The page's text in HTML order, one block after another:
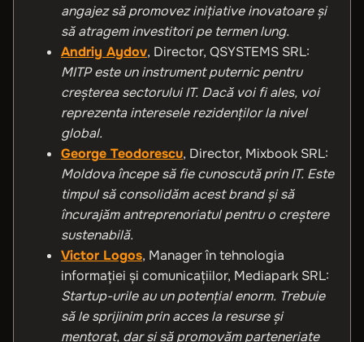
angajez să promovez inițiative inovatoare și
să atragem investitori pe termen lung.
Andriy Aydov, Director, QSYSTEMS SRL:
MITP este un instrument puternic pentru
creșterea sectorului IT. Dacă voi fi ales, voi
reprezenta interesele rezidenților la nivel
global.
George Teodorescu, Director, Mixbook SRL:
Moldova începe să fie cunoscută prin IT. Este
timpul să consolidăm acest brand și să
încurajăm antreprenoriatul pentru o creștere
sustenabilă.
Victor Logos, Manager în tehnologia
informaţiei şi comunicaţiilor, Mediapark SRL:
Startup-urile au un potențial enorm. Trebuie
să le sprijinim prin acces la resurse și
mentorat, dar și să promovăm parteneriate